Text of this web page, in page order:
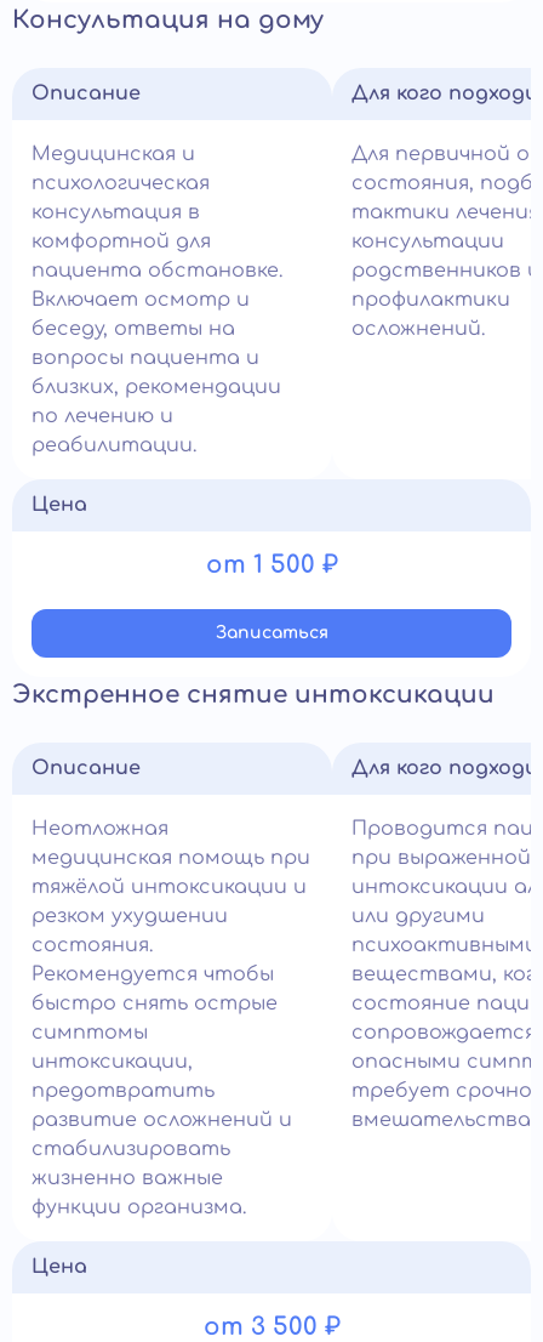
Консультация на дому
Описание
Медицинская и
психологическая
консультация в
комфортной для
пациента обстановке.
Включает осмотр и
беседу, ответы на
вопросы пациента и
близких, рекомендации
по лечению и
реабилитации.
Для кого
Для первичной
состояния,
тактики лечения,
консультации
родственников и
профилактики
осложнений.
Цена
от 1 500 ₽
Записатьcя
Экстренное снятие интоксикации
Описание
Неотложная
медицинская помощь при
тяжёлой интоксикации и
резком ухудшении
состояния.
Рекомендуется чтобы
быстро снять острые
симптомы
интоксикации,
предотвратить
развитие осложнений и
стабилизировать
жизненно важные
функции организма.
Для кого
Проводится
при выраженной
интоксикации
или другими
психоактивными
веществами,
состояние
сопровождается
опасными
требует
вмешательства
Цена
от 3 500 ₽